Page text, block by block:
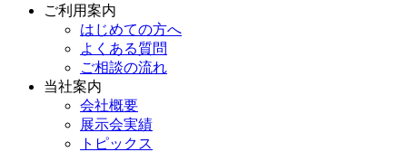
ご利用案内
はじめての方へ
よくある質問
ご相談の流れ
当社案内
会社概要
展示会実績
トピックス